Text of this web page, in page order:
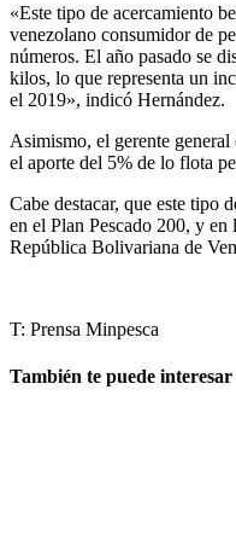
«Este tipo de acercamiento
venezolano consumidor de
números. El año pasado se
kilos, lo que representa un
el 2019», indicó Hernández.
Asimismo, el gerente
el aporte del 5% de lo flota
Cabe destacar, que este tipo
en el Plan Pescado 200, y en
República Bolivariana de
T: Prensa Minpesca
También te puede interesar